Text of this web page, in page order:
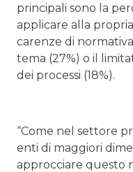
principali sono la
applicare alla
carenze di
tema (27%) o il
dei processi (18%).
“Come nel settore
enti di maggiori
approcciare questo